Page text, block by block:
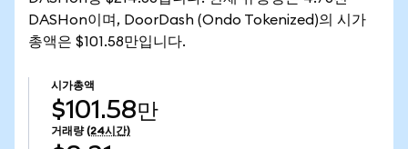
DASHon이며, DoorDash (Ondo Tokenized)의 시가
총액은 $101.58만입니다.
시가총액
$101.58만
거래량 (24시간)